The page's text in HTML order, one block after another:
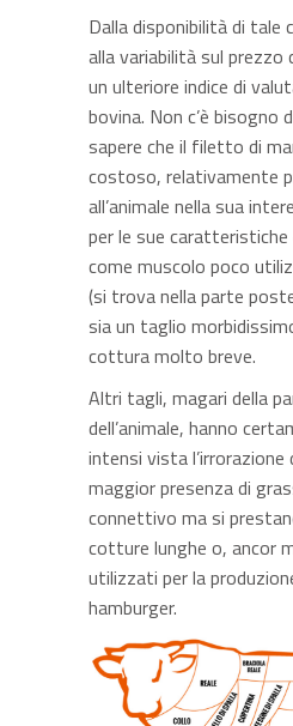
Dalla disponibilità di tale
alla variabilità sul prezzo
un ulteriore indice di
bovina. Non c’è bisogno
sapere che il filetto di
costoso, relativamente
all’animale nella sua
per le sue
come muscolo poco
(si trova nella parte
sia un taglio
cottura molto breve.
Altri tagli, magari della
dell’animale, hanno
intensi vista l’irrorazione
maggior presenza di
connettivo ma si
cotture lunghe o, ancor
utilizzati per la
hamburger.